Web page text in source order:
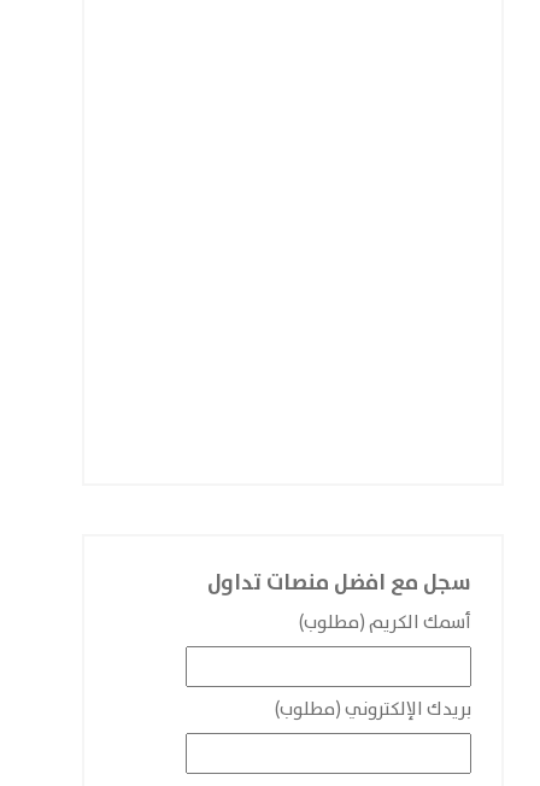
سجل مع افضل منصات تداول
أسمك الكريم (مطلوب)
بريدك الإلكتروني (مطلوب)